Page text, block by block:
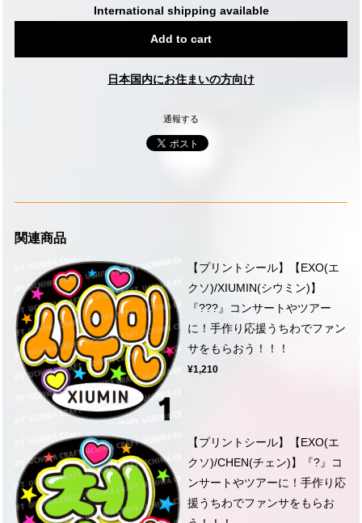
International shipping available
Add to cart
日本国内にお住まいの方向け
通報する
関連商品
【プリントシール】【EXO(エ
クソ)/XIUMIN(シウミン)】
『???』コンサートやツアー
に！手作り応援うちわでファン
サをもらおう！！！
¥1,210
【プリントシール】【EXO(エ
クソ)/CHEN(チェン)】『?』コ
ンサートやツアーに！手作り応
援うちわでファンサをもらお